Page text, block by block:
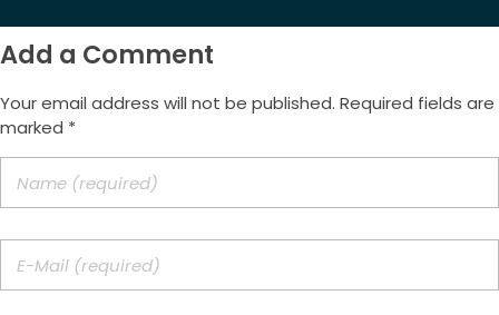
Add a Comment
Your email address will not be published. Required fields are
marked *